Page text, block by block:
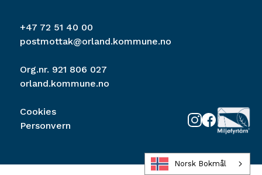
+47 72 51 40 00
postmottak@orland.kommune.no
Org.nr. 921 806 027
orland.kommune.no
Cookies
Personvern
Norsk Bokmål